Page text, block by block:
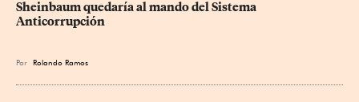
Sheinbaum quedaría al mando del Sistema
Anticorrupción
Por Rolando Ramos